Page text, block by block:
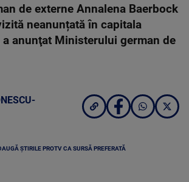
de externe Annalena Baerbock
neanunțată în capitala
a anunţat Ministerului german de
ȘTIRILE PROTV CA SURSĂ PREFERATĂ